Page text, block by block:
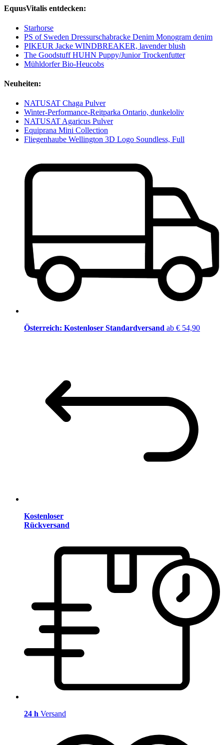
EquusVitalis entdecken:
Starhorse
PS of Sweden Dressurschabracke Denim Monogram denim
PIKEUR Jacke WINDBREAKER, lavender blush
The Goodstuff HUHN Puppy/Junior Trockenfutter
Mühldorfer Bio-Heucobs
Neuheiten:
NATUSAT Chaga Pulver
Winter-Performance-Reitparka Ontario, dunkeloliv
NATUSAT Agaricus Pulver
Equiprana Mini Collection
Fliegenhaube Wellington 3D Logo Soundless, Full
Österreich: Kostenloser Standardversand ab € 54,90
Kostenloser
Rückversand
24 h Versand